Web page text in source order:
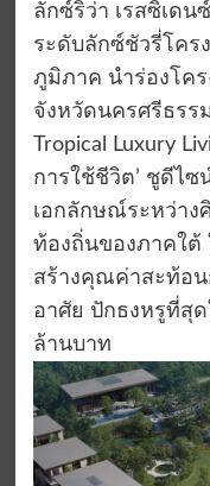
ลักซ์ริว่า เรสซิเดน
ระดับลักซ์ชัวรี่โคร
ภูมิภาค นำร่องโค
จังหวัดนครศรีธรร
Tropical Luxury
การใช้ชีวิต’ ชูดีไ
เอกลักษณ์ระหว่า
ท้องถิ่นของภาคใต้
สร้างคุณค่าสะท้อ
อาศัย ปักธงหรูที่สุ
ล้านบาท